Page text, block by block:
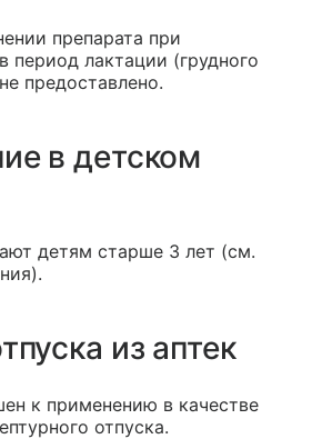
препарата при
период лактации (грудного
предоставлено.
в детском
детям старше 3 лет (см.
из аптек
к применению в качестве
отпуска.